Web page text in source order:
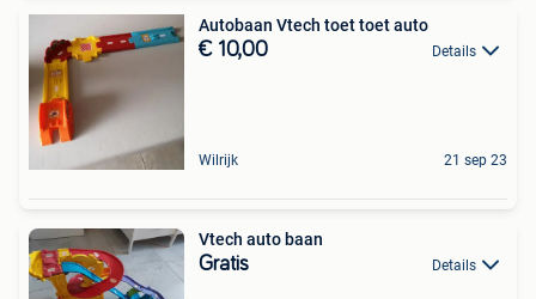
Autobaan Vtech toet toet auto
€ 10,00 Details
Wilrijk 21 sep 23
Vtech auto baan
Gratis Details